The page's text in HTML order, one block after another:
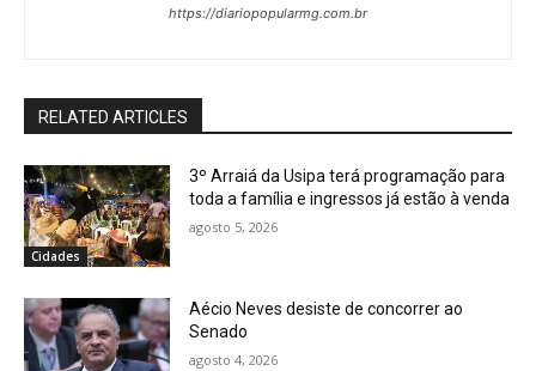
https://diariopopularmg.com.br
RELATED ARTICLES
Cidades
3º Arraiá da Usipa terá programação para
toda a família e ingressos já estão à venda
agosto 5, 2026
Aécio Neves desiste de concorrer ao
Senado
agosto 4, 2026